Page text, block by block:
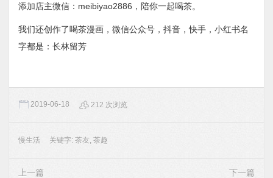
添加店主微信：meibiyao2886，陪你一起喝茶。
我们还创作了喝茶漫画，微信公众号，抖音，快手，小红书名
字都是：长林留芳
2019-06-18 212 次浏览
慢生活 关键字: 茶友 茶趣
上一篇 下一篇